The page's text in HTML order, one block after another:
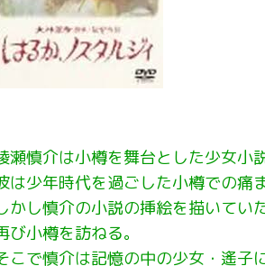
瀬慎介は小樽を舞台とした少女小
は少年時代を過ごした小樽での痛
かし慎介の小説の挿絵を描いてい
び小樽を訪ねる。
こで慎介は記憶の中の少女・遙子